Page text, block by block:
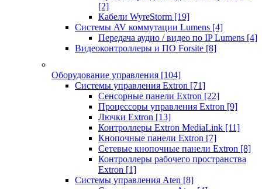
[2]
Кабели WyreStorm [19]
Системы AV коммутации Lumens [4]
Передача аудио / видео по IP Lumens [4]
Видеоконтроллеры и ПО Forsite [8]
Оборудование управления [104]
Системы управления Extron [71]
Сенсорные панели Extron [22]
Процессоры управления Extron [9]
Лючки Extron [13]
Контроллеры Extron MediaLink [11]
Кнопочные панели Extron [7]
Сетевые кнопочные панели Extron [8]
Контроллеры рабочего пространства
Extron [1]
Системы управления Aten [8]